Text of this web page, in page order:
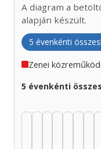
A diagram a
alapján készült.
5 évenkénti
Zenei
5 évenkénti